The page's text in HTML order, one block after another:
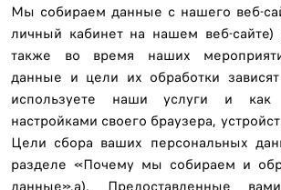
Мы собираем данные с нашего веб-
личный кабинет на нашем веб-
также во время наших
данные и цели их обработки
используете наши услуги и как
настройками своего браузера,
Цели сбора ваших персональных
разделе «Почему мы собираем и